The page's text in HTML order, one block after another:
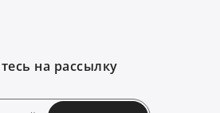
на рассылку